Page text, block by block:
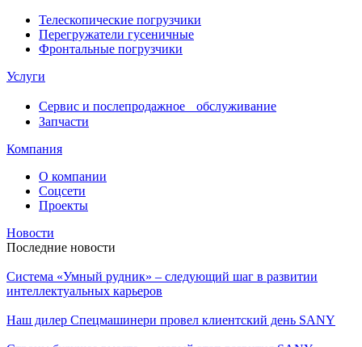
Телескопические погрузчики
Перегружатели гусеничные
Фронтальные погрузчики
Услуги
Сервис и послепродажное обслуживание
Запчасти
Компания
О компании
Соцсети
Проекты
Новости
Последние новости
Система «Умный рудник» – следующий шаг в развитии
интеллектуальных карьеров
Наш дилер Спецмашинери провел клиентский день SANY